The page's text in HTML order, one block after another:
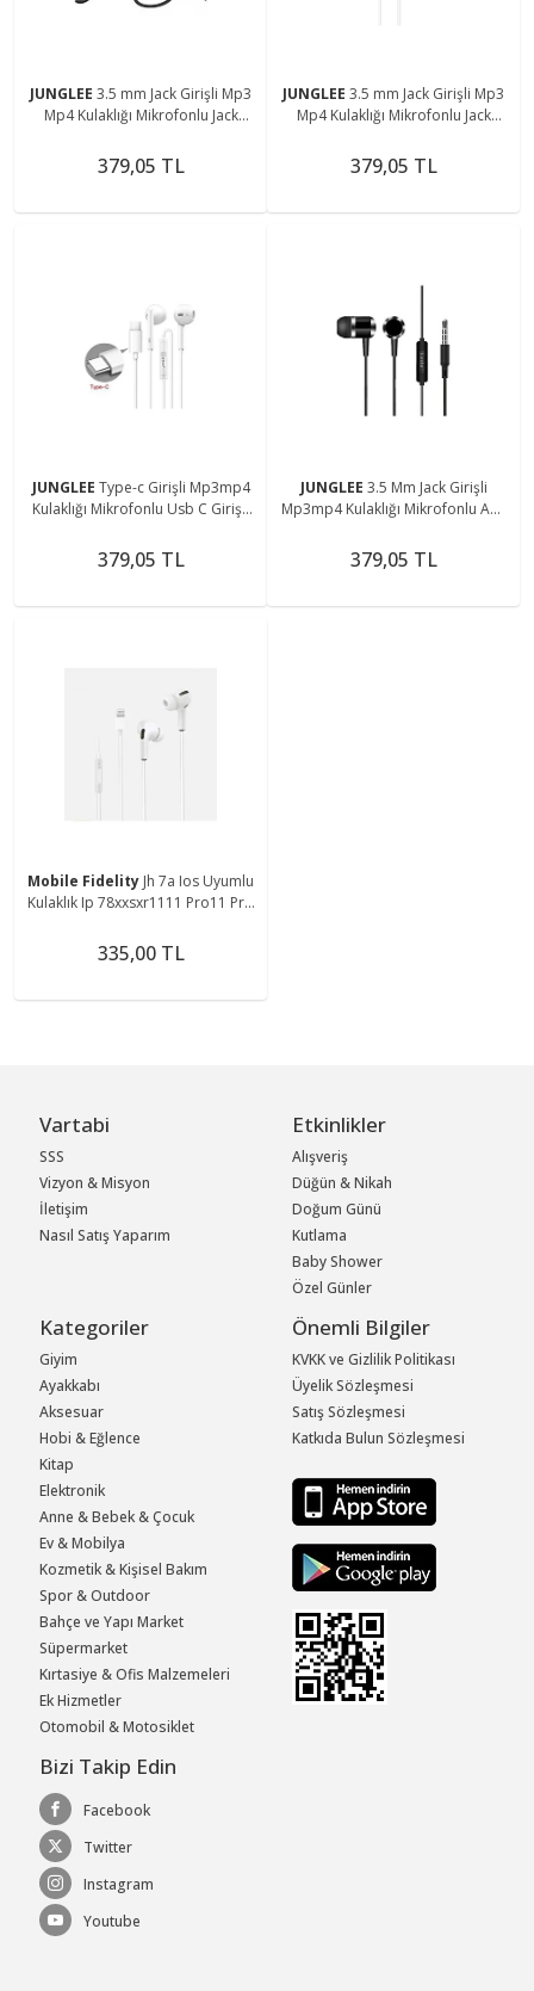
JUNGLEE 3.5 mm Jack Girişli Mp3
Mp4 Kulaklığı Mikrofonlu Jack
379,05 TL
JUNGLEE 3.5 mm Jack Girişli Mp3
Mp4 Kulaklığı Mikrofonlu Jack
379,05 TL
JUNGLEE Type-c Girişli Mp3mp4
Kulaklığı Mikrofonlu Usb C Girişli
379,05 TL
JUNGLEE 3.5 Mm Jack Girişli
Mp3mp4 Kulaklığı Mikrofonlu Aux
379,05 TL
Mobile Fidelity Jh 7a Ios Uyumlu
Kulaklık Ip 78xxsxr1111 Pro11 Pro
335,00 TL
Vartabi
SSS
Vizyon & Misyon
İletişim
Nasıl Satış Yaparım
Etkinlikler
Alışveriş
Düğün & Nikah
Doğum Günü
Kutlama
Baby Shower
Özel Günler
Kategoriler
Giyim
Ayakkabı
Aksesuar
Hobi & Eğlence
Kitap
Elektronik
Anne & Bebek & Çocuk
Ev & Mobilya
Kozmetik & Kişisel Bakım
Spor & Outdoor
Bahçe ve Yapı Market
Süpermarket
Kırtasiye & Ofis Malzemeleri
Ek Hizmetler
Otomobil & Motosiklet
Önemli Bilgiler
KVKK ve Gizlilik Politikası
Üyelik Sözleşmesi
Satış Sözleşmesi
Katkıda Bulun Sözleşmesi
Bizi Takip Edin
Facebook
Twitter
Instagram
Youtube